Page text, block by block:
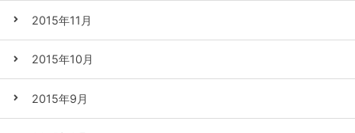
2015年11月
2015年10月
2015年9月